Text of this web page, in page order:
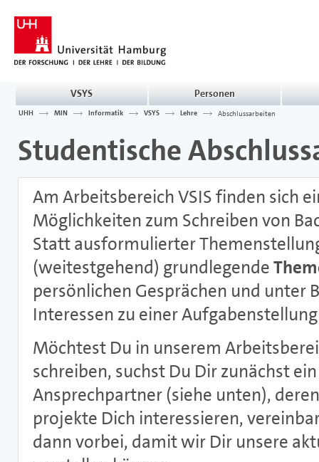
VSYS Personen
UHH MIN Informatik VSYS Lehre Abschlussarbeiten
Studentische
Am Arbeitsbereich VSIS finden sich
Möglichkeiten zum Schreiben von
Statt ausformulierter
(weitestgehend) grundlegende
persönlichen Gesprächen und unter
Interessen zu einer
Möchtest Du in unserem
schreiben, suchst Du Dir zunächst
Ansprechpartner (siehe unten),
projekte Dich interessieren,
dann vorbei, damit wir Dir unsere